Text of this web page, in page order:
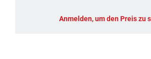
Anmelden, um den Preis zu